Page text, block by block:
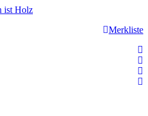
Merkliste